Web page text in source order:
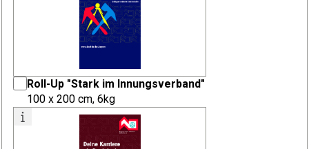
Roll-Up "Stark im Innungsverband"
100 x 200 cm, 6kg